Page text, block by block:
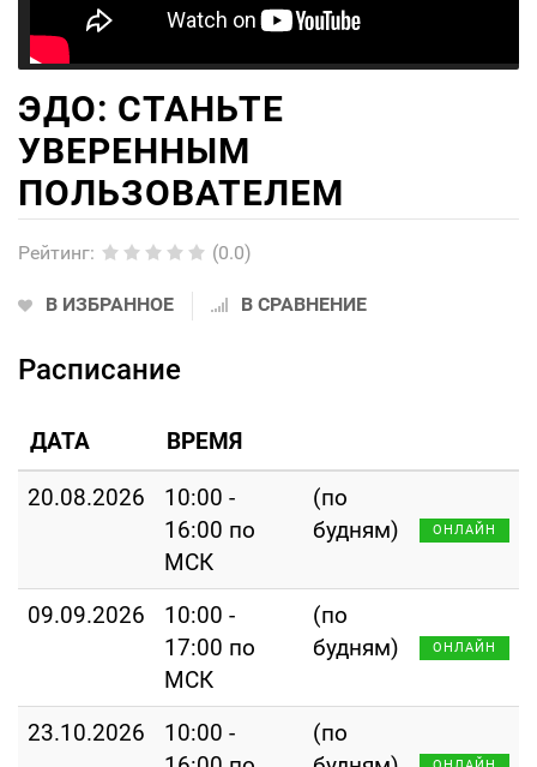
ЭДО: СТАНЬТЕ
УВЕРЕННЫМ
ПОЛЬЗОВАТЕЛЕМ
Рейтинг: (0.0)
В ИЗБРАННОЕ В СРАВНЕНИЕ
Расписание
ДАТА ВРЕМЯ
20.08.2026
10:00 -
16:00 по
МСК
(по
будням)
ОНЛАЙН
09.09.2026
10:00 -
17:00 по
МСК
(по
будням)
ОНЛАЙН
23.10.2026
10:00 -
(по